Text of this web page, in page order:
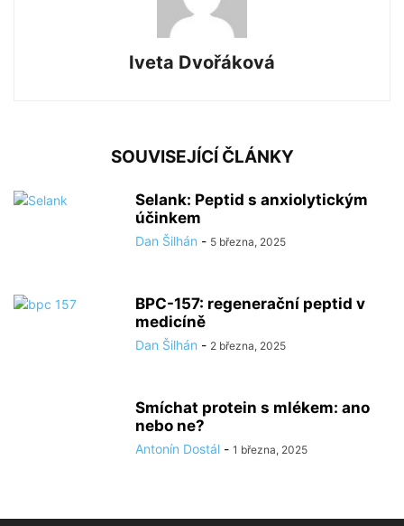
Iveta Dvořáková
SOUVISEJÍCÍ ČLÁNKY
Selank: Peptid s anxiolytickým
účinkem
Dan Šilhán - 5 března, 2025
BPC-157: regenerační peptid v
medicíně
Dan Šilhán - 2 března, 2025
Smíchat protein s mlékem: ano
nebo ne?
Antonín Dostál - 1 března, 2025